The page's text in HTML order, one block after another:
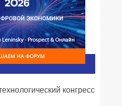
конгресс